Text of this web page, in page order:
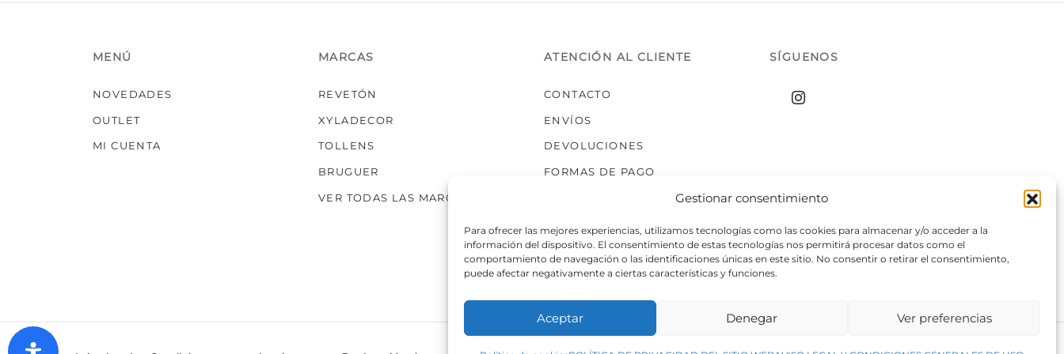
Gestionar consentimiento
Para ofrecer las mejores experiencias, utilizamos tecnologías como las cookies para almacenar y/o acceder a la
información del dispositivo. El consentimiento de estas tecnologías nos permitirá procesar datos como el
comportamiento de navegación o las identificaciones únicas en este sitio. No consentir o retirar el consentimiento,
puede afectar negativamente a ciertas características y funciones.
Aceptar Denegar Ver preferencias
MENÚ
NOVEDADES
OUTLET
MI CUENTA
MARCAS
REVETÓN
XYLADECOR
TOLLENS
BRUGUER
VER TODAS LAS MARCAS
ATENCIÓN AL CLIENTE
CONTACTO
ENVÍOS
DEVOLUCIONES
FORMAS DE PAGO
SÍGUENOS